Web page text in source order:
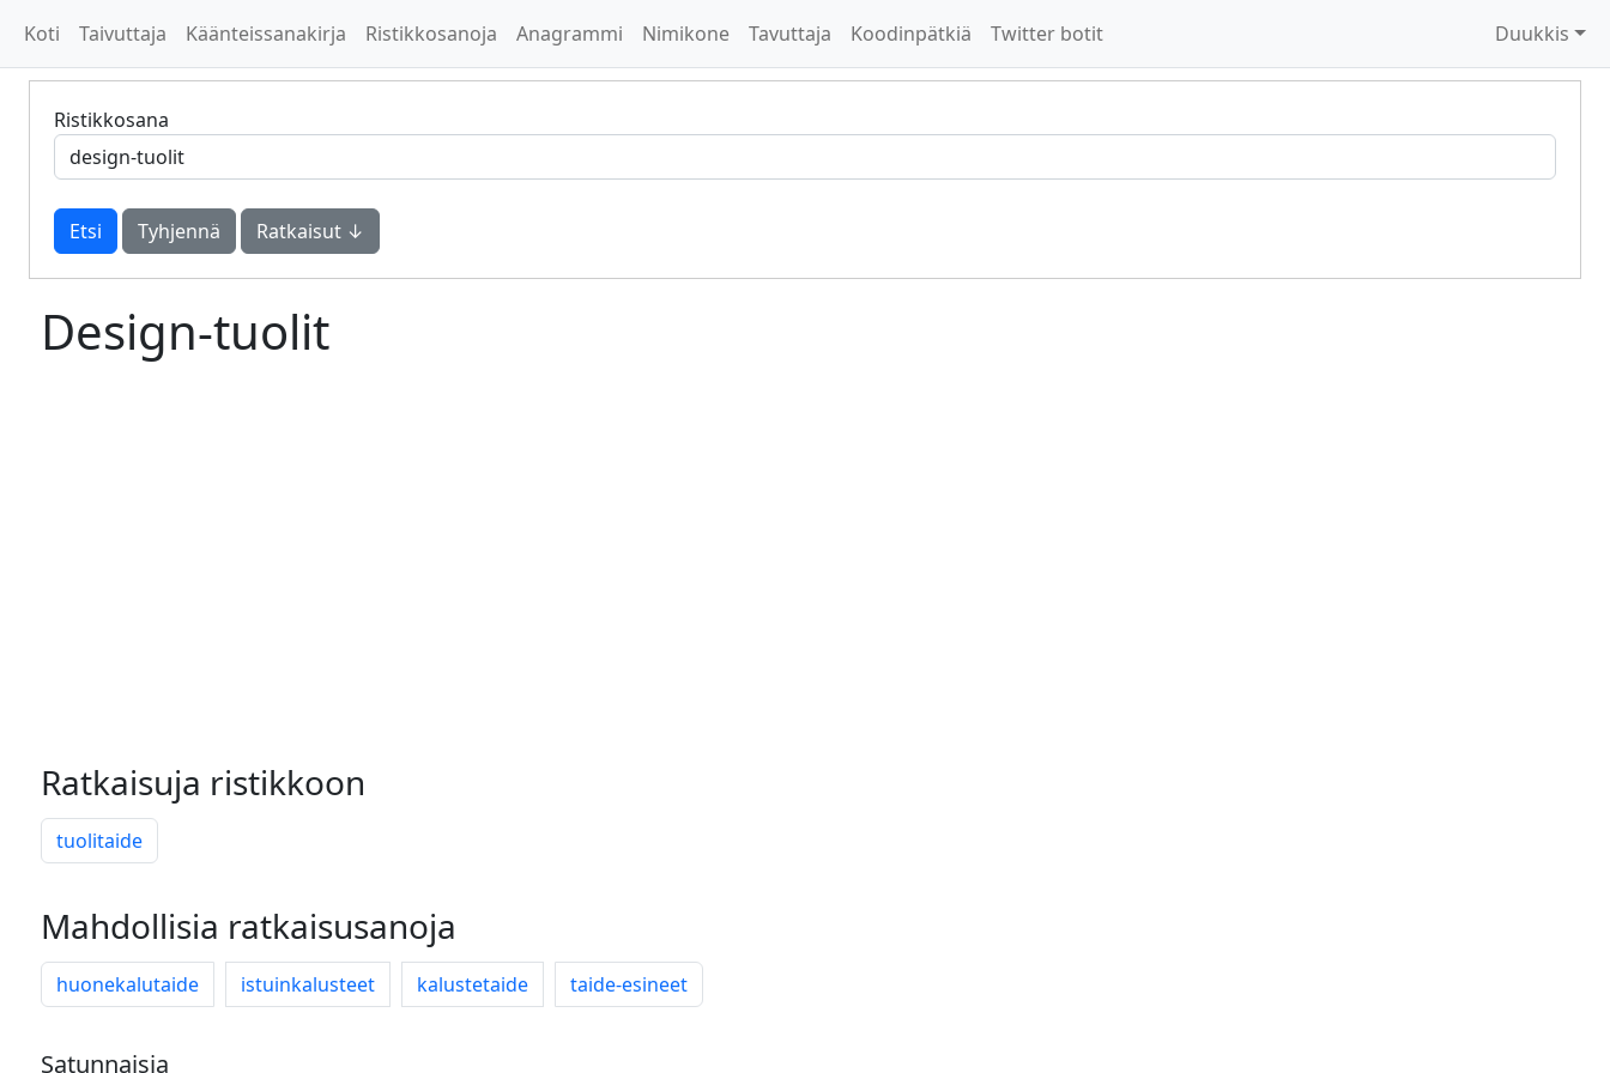
Koti Taivuttaja Käänteissanakirja Ristikkosanoja Anagrammi Nimikone Tavuttaja Koodinpätkiä Twitter botit Duukkis
Ristikkosana
Tyhjennä Ratkaisut ↓
Design-tuolit
Ratkaisuja ristikkoon
tuolitaide
Mahdollisia ratkaisusanoja
huonekalutaide istuinkalusteet kalustetaide taide-esineet
Satunnaisia